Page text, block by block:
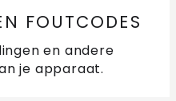
tablet met een
Connect te gebruiken?
FOUTCODES
en andere
je apparaat.